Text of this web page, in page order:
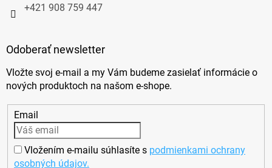
+421 908 759 447
Odoberať newsletter
Vložte svoj e-mail a my Vám budeme zasielať informácie o
nových produktoch na našom e-shope.
Email
Vložením e-mailu súhlasíte s podmienkami ochrany
osobných údajov.